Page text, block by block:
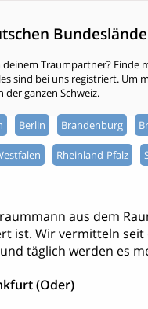
Traumpartner? Finde
sind bei uns registriert.
der ganzen Schweiz.
Berlin Brandenburg
Rheinland-Pfalz
aus dem
ist. Wir vermitteln
täglich werden es
(Oder)